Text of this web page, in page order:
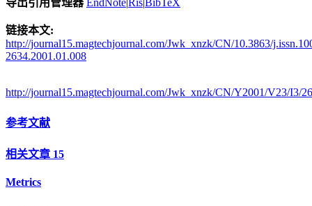
链接本文:
http://journal15.magtechjournal.com/Jwk_xnzk/CN/10.3863/
2634.2001.01.008
http://journal15.magtechjournal.com/Jwk_xnzk/CN/Y2001/V23/I3/26
参考文献
相关文章 15
Metrics